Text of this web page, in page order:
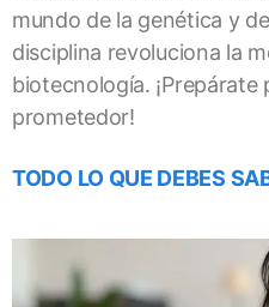
mundo de la genética y
disciplina revoluciona la
biotecnología. ¡Prepárate
prometedor!
TODO LO QUE DEBES